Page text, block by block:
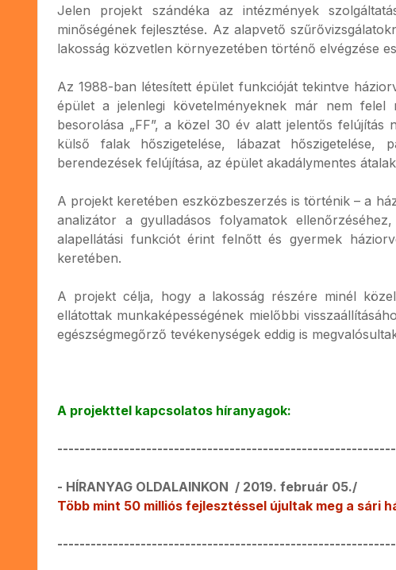
Jelen projekt szándéka az intézmények
minőségének fejlesztése. Az alapvető
lakosság közvetlen környezetében történő elvégzése
Az 1988-ban létesített épület funkcióját tekintve
épület a jelenlegi követelményeknek már nem felel
besorolása „FF”, a közel 30 év alatt jelentős
külső falak hőszigetelése, lábazat hőszigetelése,
berendezések felújítása, az épület akadálymentes
A projekt keretében eszközbeszerzés is történik – a
analizátor a gyulladásos folyamatok
alapellátási funkciót érint felnőtt és gyermek
keretében.
A projekt célja, hogy a lakosság részére minél
ellátottak munkaképességének mielőbbi
egészségmegőrző tevékenységek eddig is
A projekttel kapcsolatos híranyagok:
- HÍRANYAG OLDALAINKON / 2019. február 05./
Több mint 50 milliós fejlesztéssel újultak meg a sári